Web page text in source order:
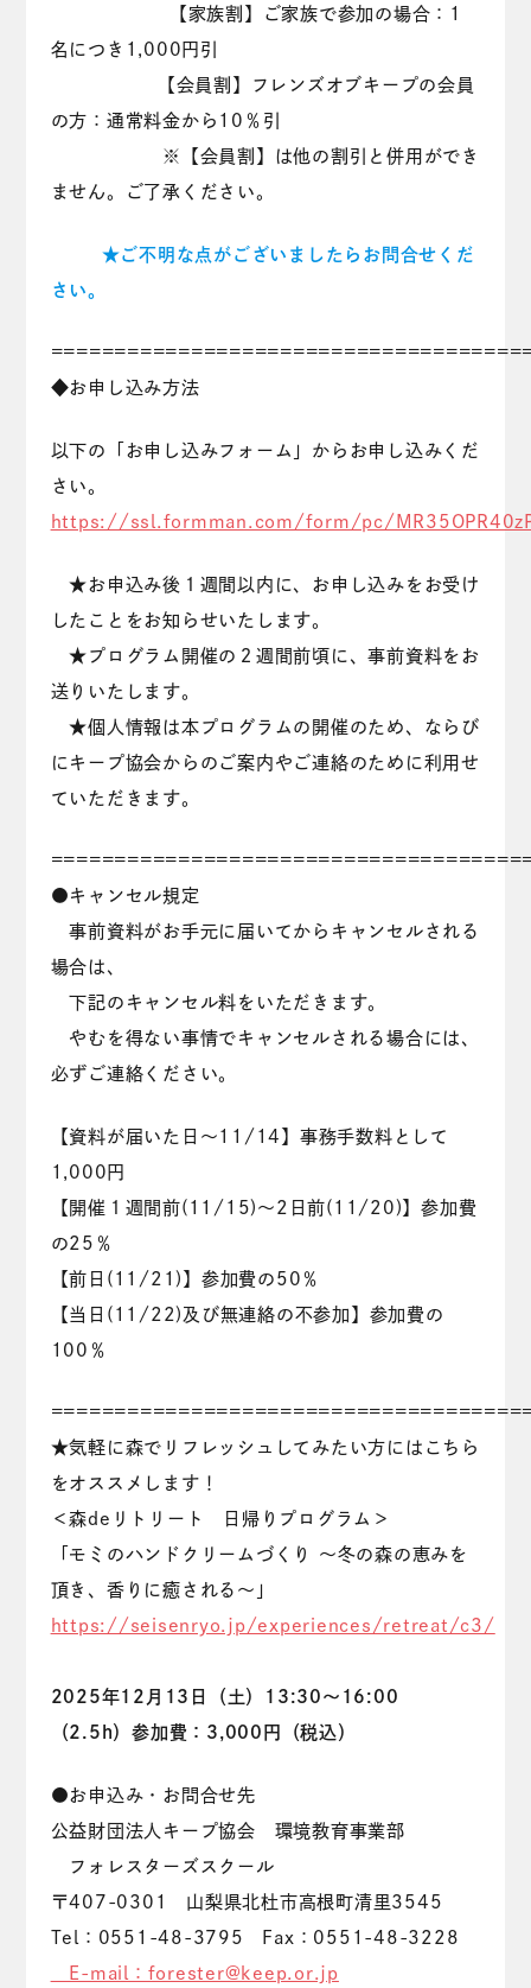
【家族割】ご家族で参加の場合：1
名につき1,000円引
【会員割】フレンズオブキープの会員
の方：通常料金から10％引
※【会員割】は他の割引と併用ができ
ません。ご了承ください。
★ご不明な点がございましたらお問合せくだ
さい。
◆お申し込み方法
以下の「お申し込みフォーム」からお申し込みくだ
さい。
https://ssl.formman.com/form/pc/
★お申込み後１週間以内に、お申し込みをお受け
したことをお知らせいたします。
★プログラム開催の２週間前頃に、事前資料をお
送りいたします。
★個人情報は本プログラムの開催のため、ならび
にキープ協会からのご案内やご連絡のために利用せ
ていただきます。
●キャンセル規定
事前資料がお手元に届いてからキャンセルされる
場合は、
下記のキャンセル料をいただきます。
やむを得ない事情でキャンセルされる場合には、
必ずご連絡ください。
【資料が届いた日～11/14】事務手数料として
1,000円
【開催１週間前(11/15)～2日前(11/20)】参加費
の25％
【前日(11/21)】参加費の50％
【当日(11/22)及び無連絡の不参加】参加費の
100％
★気軽に森でリフレッシュしてみたい方にはこちら
をオススメします！
＜森deリトリート 日帰りプログラム＞
「モミのハンドクリームづくり ～冬の森の恵みを
頂き、香りに癒される～」
https://seisenryo.jp/experiences/retreat/c3/
2025年12月13日（土）13:30～16:00
（2.5h）参加費：3,000円（税込）
●お申込み・お問合せ先
公益財団法人キープ協会 環境教育事業部
フォレスターズスクール
〒407-0301 山梨県北杜市高根町清里3545
Tel：0551-48-3795 Fax：0551-48-3228
E-mail：forester@keep.or.jp